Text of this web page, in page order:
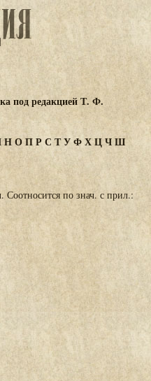
под редакцией Т. Ф.
НОПР С ТУФХЦЧШ
Соотносится по знач. с прил.: